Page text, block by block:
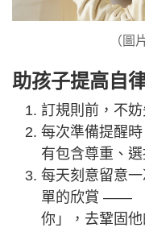
（圖
助孩子提高自
訂規則前，不
每次準備提醒
有包含尊重、
每天刻意留意
單的欣賞 ——
你」，去鞏固他